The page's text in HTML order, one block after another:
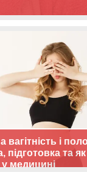
вагітність і
підготовка та
у медицині